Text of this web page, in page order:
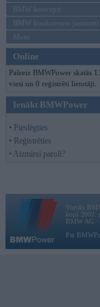
BMW koncepti
BMW konkurentu jaunumi
Moto
Online
Pašreiz BMWPower skatās
viesi un 0 reģistrēti lietotāji.
Ienākt BMWPower
• Pieslēgties
• Reģistrēties
• Aizmirsi paroli?
Vortāls
kopš 2002.
BMW AG.
Par